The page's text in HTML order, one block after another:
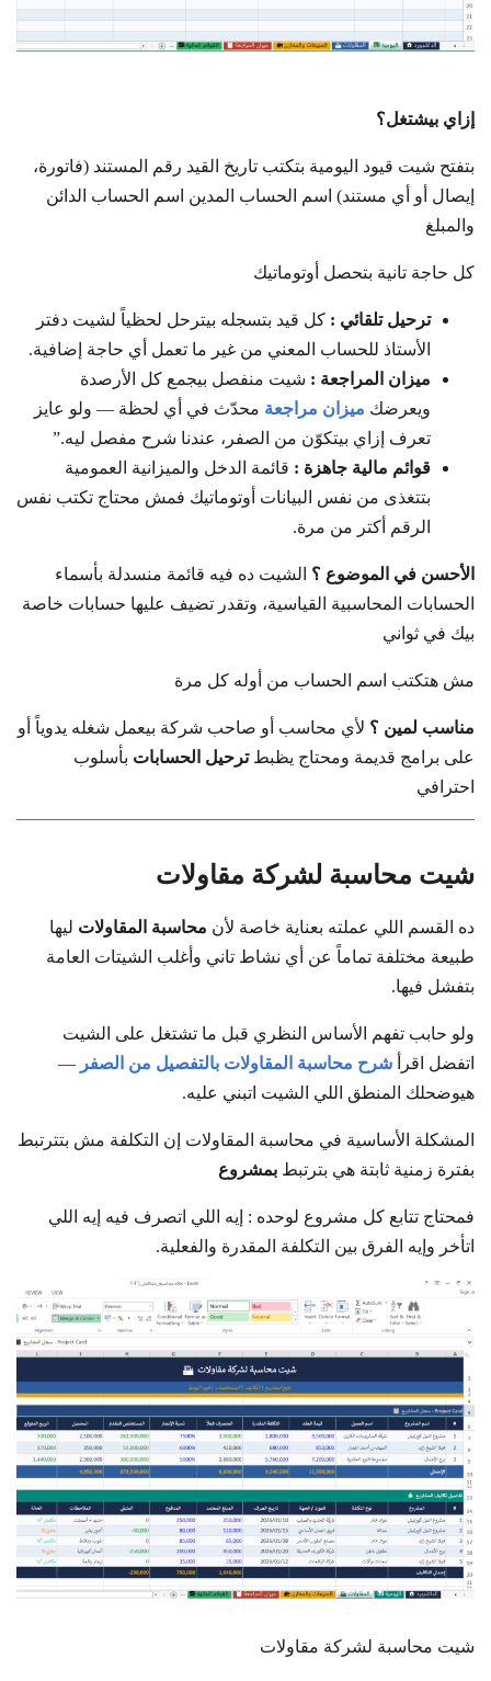
إزاي بيشتغل؟
بتفتح شيت قيود اليومية بتكتب تاريخ القيد رقم المستند (فاتورة،
إيصال أو أي مستند) اسم الحساب المدين اسم الحساب الدائن
والمبلغ
كل حاجة تانية بتحصل أوتوماتيك
ترحيل تلقائي : كل قيد بتسجله بيترحل لحظياً لشيت دفتر
الأستاذ للحساب المعني من غير ما تعمل أي حاجة إضافية.
ميزان المراجعة : شيت منفصل بيجمع كل الأرصدة
ويعرضك ميزان مراجعة محدّث في أي لحظة — ولو عايز
تعرف إزاي بيتكوّن من الصفر، عندنا شرح مفصل ليه.”
قوائم مالية جاهزة : قائمة الدخل والميزانية العمومية
بتتغذى من نفس البيانات أوتوماتيك فمش محتاج تكتب نفس
الرقم أكتر من مرة.
الأحسن في الموضوع ؟ الشيت ده فيه قائمة منسدلة بأسماء
الحسابات المحاسبية القياسية، وتقدر تضيف عليها حسابات خاصة
بيك في ثواني
مش هتكتب اسم الحساب من أوله كل مرة
مناسب لمين ؟ لأي محاسب أو صاحب شركة بيعمل شغله يدوياً أو
على برامج قديمة ومحتاج يظبطترحيل الحسابات بأسلوب
احترافي
شيت محاسبة لشركة مقاولات
ده القسم اللي عملته بعناية خاصة لأن محاسبة المقاولات ليها
طبيعة مختلفة تماماً عن أي نشاط تاني وأغلب الشيتات العامة
بتفشل فيها.
ولو حابب تفهم الأساس النظري قبل ما تشتغل على الشيت
اتفضل اقرأ شرح محاسبة المقاولات بالتفصيل من الصفر —
هيوضحلك المنطق اللي الشيت اتبني عليه.
المشكلة الأساسية في محاسبة المقاولات إن التكلفة مش بتترتبط
بفترة زمنية ثابتة هي بترتبط بمشروع
فمحتاج تتابع كل مشروع لوحده : إيه اللي اتصرف فيه إيه اللي
اتأخر وإيه الفرق بين التكلفة المقدرة والفعلية.
شيت محاسبة لشركة مقاولات